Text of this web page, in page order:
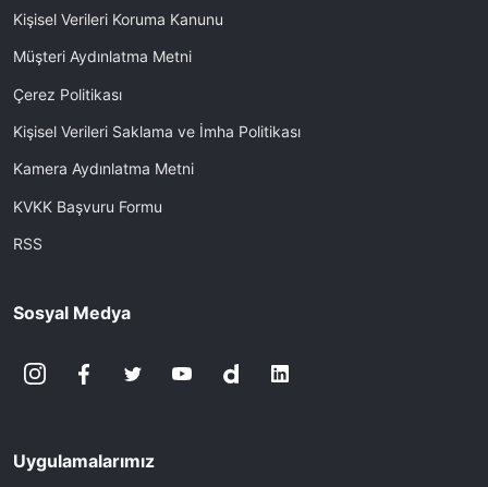
Kişisel Verileri Koruma Kanunu
Müşteri Aydınlatma Metni
Çerez Politikası
Kişisel Verileri Saklama ve İmha Politikası
Kamera Aydınlatma Metni
KVKK Başvuru Formu
RSS
Sosyal Medya
Uygulamalarımız